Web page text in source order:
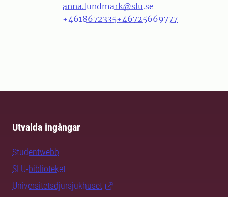
anna.lundmark@slu.se
+4618672335+46725669777
Utvalda ingångar
Studentwebb
SLU-biblioteket
Universitetsdjursjukhuset